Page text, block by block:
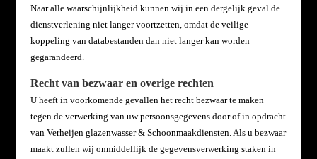
Naar alle waarschijnlijkheid kunnen wij in een dergelijk geval de
dienstverlening niet langer voortzetten, omdat de veilige
koppeling van databestanden dan niet langer kan worden
gegarandeerd.
Recht van bezwaar en overige rechten
U heeft in voorkomende gevallen het recht bezwaar te maken
tegen de verwerking van uw persoonsgegevens door of in opdracht
van Verheijen glazenwasser & Schoonmaakdiensten. Als u bezwaar
maakt zullen wij onmiddellijk de gegevensverwerking staken in